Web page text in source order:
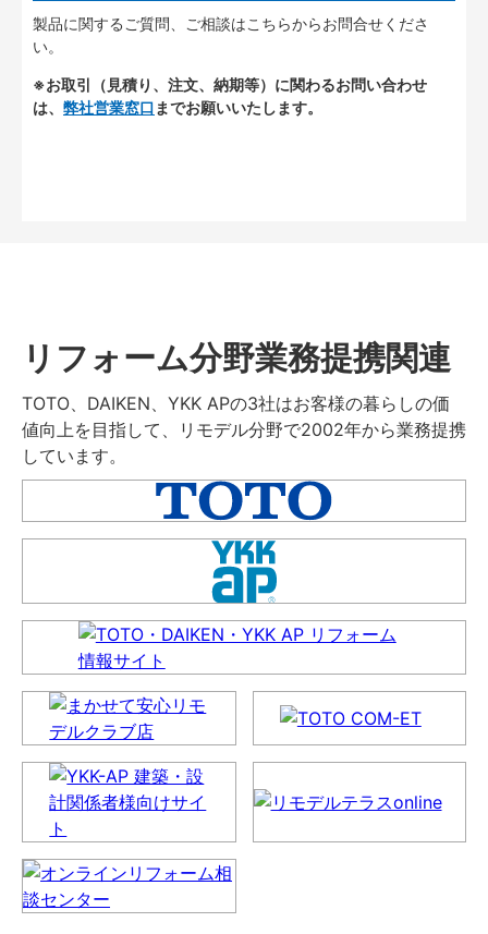
製品に関するご質問、ご相談はこちらからお問合せくださ
い。
※お取引（見積り、注文、納期等）に関わるお問い合わせ
は、 弊社営業窓口 までお願いいたします。
リフォーム分野業務提携関連
TOTO、DAIKEN、YKK APの3社はお客様の暮らしの価
値向上を目指して、リモデル分野で2002年から業務提携
しています。